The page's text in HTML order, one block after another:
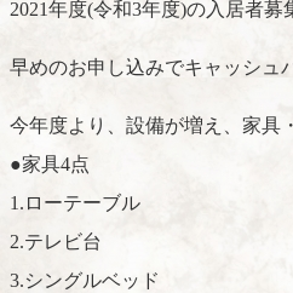
2021年度(令和3年度)の入居者募
早めのお申し込みでキャッシュ
今年度より、設備が増え、家具
●家具4点
1.ローテーブル
2.テレビ台
3.シングルベッド